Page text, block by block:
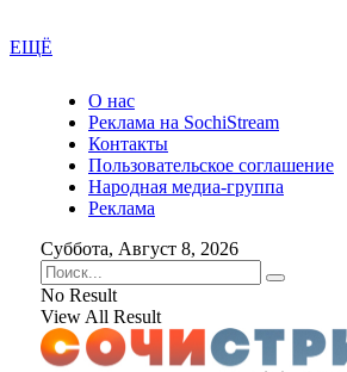
ЕЩЁ
О нас
Реклама на SochiStream
Контакты
Пользовательское соглашение
Народная медиа-группа
Реклама
Суббота, Август 8, 2026
No Result
View All Result